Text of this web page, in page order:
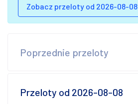
Zobacz przeloty od 2026-08-08
Poprzednie przeloty
Przeloty od 2026-08-08